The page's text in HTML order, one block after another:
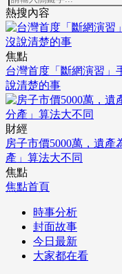
熱搜內容
焦點
台灣首度「斷網演習」
說清楚的事
財經
房子市價5000萬，遺產
產」算法大不同
焦點
焦點首頁
時事分析
封面故事
今日最新
大家都在看